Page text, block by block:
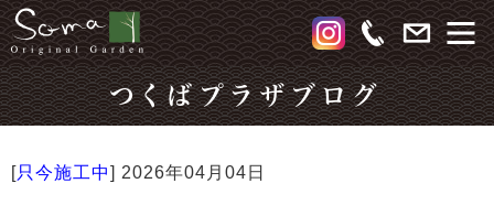
つくばプラザブログ
[只今施工中] 2026年04月04日